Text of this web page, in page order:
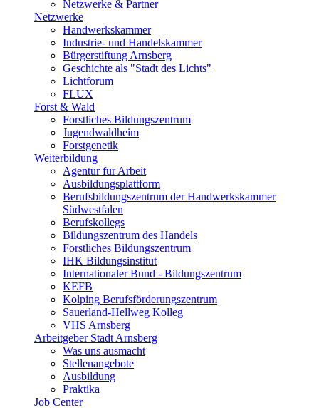
Netzwerke & Partner
Netzwerke
Handwerkskammer
Industrie- und Handelskammer
Bürgerstiftung Arnsberg
Geschichte als "Stadt des Lichts"
Lichtforum
FLUX
Forst & Wald
Forstliches Bildungszentrum
Jugendwaldheim
Forstgenetik
Weiterbildung
Agentur für Arbeit
Ausbildungsplattform
Berufsbildungszentrum der Handwerkskammer
Südwestfalen
Berufskollegs
Bildungszentrum des Handels
Forstliches Bildungszentrum
IHK Bildungsinstitut
Internationaler Bund - Bildungszentrum
KEFB
Kolping Berufsförderungszentrum
Sauerland-Hellweg Kolleg
VHS Arnsberg
Arbeitgeber Stadt Arnsberg
Was uns ausmacht
Stellenangebote
Ausbildung
Praktika
Job Center